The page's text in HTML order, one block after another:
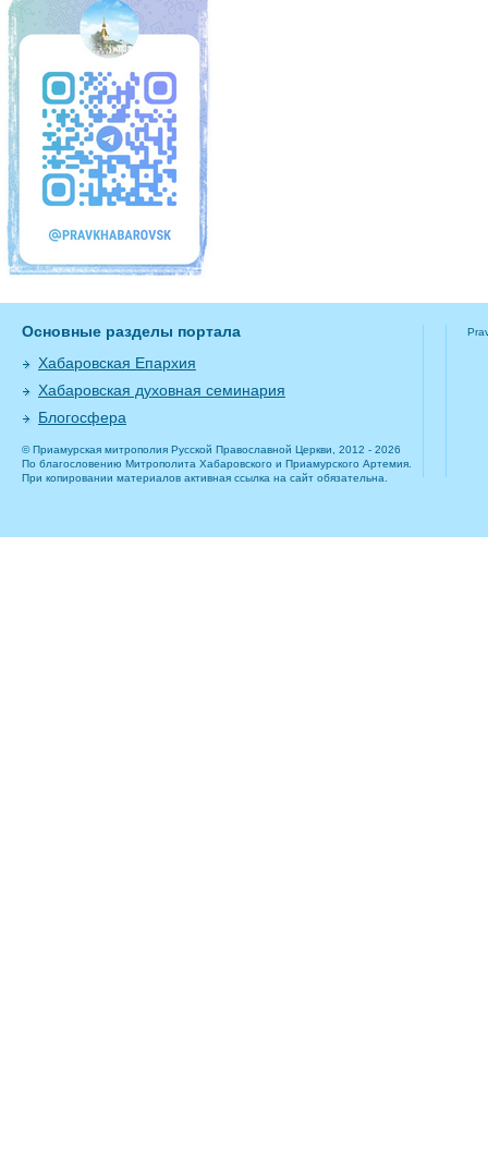
Основные разделы портала
Хабаровская Епархия
Хабаровская духовная семинария
Блогосфера
© Приамурская митрополия Русской Православной Церкви, 2012 - 2026
По благословению Митрополита Хабаровского и Приамурского Артемия.
При копировании материалов активная ссылка на сайт обязательна.